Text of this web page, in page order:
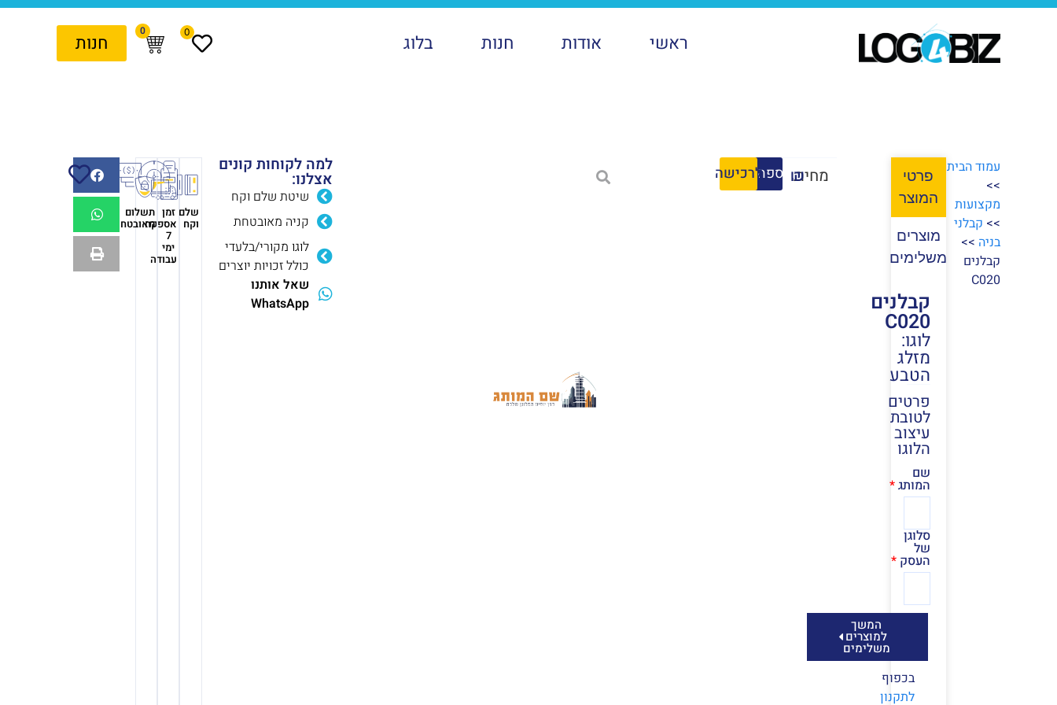
ראשי אודות חנות בלוג 0
0 חנות
עמוד הבית
>>
מקצועות
>> קבלני
בניה >>
קבלנים
C020
פרטי
המוצר
מוצרים
משלימים
קבלנים
C020
לוגו:
מזלג
הטבע
פרטים
לטובת
עיצוב
הלוגו
שם
המותג
סלוגן
של
העסק
המשך
למוצרים
משלימים
בכפוף
לתקנון
מחיר:
₪הוספה לסל
לרכישה למה לקוחות קונים
אצלנו:
שיטת שלם וקח
קניה מאובטחת
לוגו מקורי/בלעדי
כולל זכויות יוצרים
שאל אותנו
WhatsApp
שלם
וקח
זמן
אספקה
7
ימי
עבודה
תשלום
מאובטח